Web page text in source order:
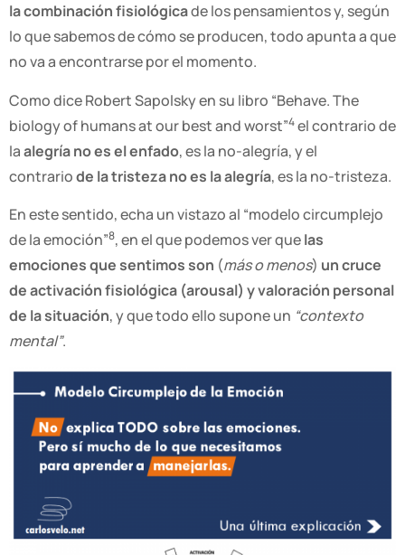
la combinación fisiológicade los pensamientos y, según
lo que sabemos de cómo se producen, todo apunta a que
no va a encontrarse por el momento.
Como dice Robert Sapolsky en su libro “Behave. The
biology of humans at our best and worst”4el contrario de
laalegría no es el enfado, es la no-alegría, y el
contrariode la tristeza no es la alegría, es la no-tristeza.
En este sentido, echa un vistazo al “modelo circumplejo
de la emoción”8, en el que podemos ver quelas
emociones que sentimos son (más o menos) un cruce
de activación fisiológica (arousal) y valoración personal
de la situación, y que todo ello supone un “contexto
mental”.